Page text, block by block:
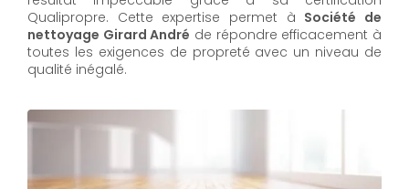
Qualipropre. Cette expertise permet à Société de
nettoyage Girard André de répondre efficacement à
toutes les exigences de propreté avec un niveau de
qualité inégalé.